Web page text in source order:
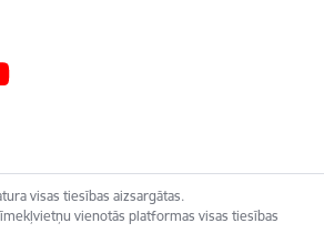
visas tiesības aizsargātas.
vienotās platformas visas tiesības